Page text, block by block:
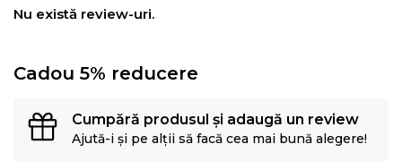
Nu există review-uri.
Cadou 5% reducere
Cumpără produsul și adaugă un review
Ajută-i și pe alții să facă cea mai bună alegere!